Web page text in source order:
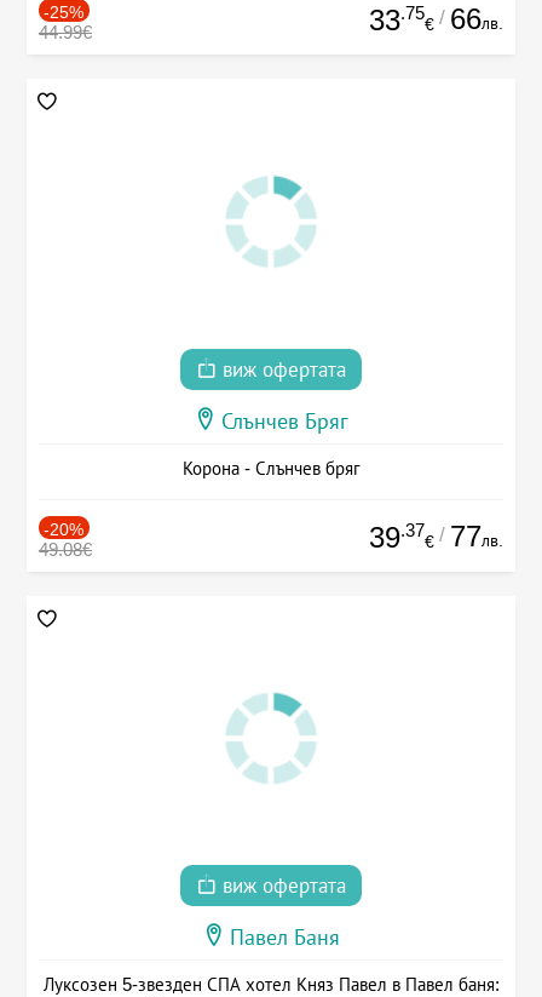
-25%
44.99€ 33.75
€ / 66лв.
виж офертата
Слънчев Бряг
Корона - Слънчев бряг
-20%
49.08€ 39.37
€ / 77лв.
виж офертата
Павел Баня
Луксозен 5-звезден СПА хотел Княз Павел в Павел баня: